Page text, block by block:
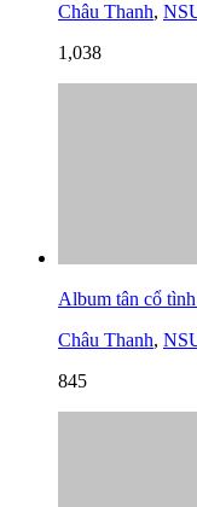
Châu Thanh,
1,038
Album tân cổ
Châu Thanh,
845